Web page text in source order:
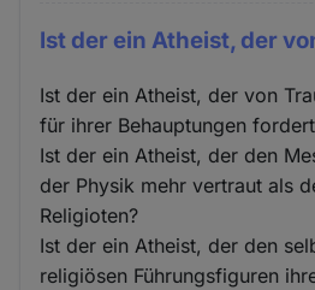
Ist der ein Atheist, der
Ist der ein Atheist, der von
für ihrer Behauptungen
Ist der ein Atheist, der den
der Physik mehr vertraut als
Religioten?
Ist der ein Atheist, der den
religiösen Führungsfiguren